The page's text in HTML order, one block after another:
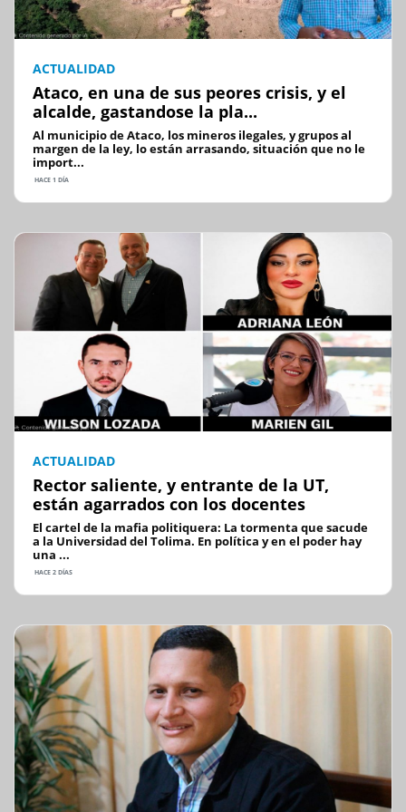
ACTUALIDAD
Ataco, en una de sus peores crisis, y el
alcalde, gastandose la pla...
Al municipio de Ataco, los mineros ilegales, y grupos al
margen de la ley, lo están arrasando, situación que no le
import...
HACE 1 DÍA
ACTUALIDAD
Rector saliente, y entrante de la UT,
están agarrados con los docentes
El cartel de la mafia politiquera: La tormenta que sacude
a la Universidad del Tolima. En política y en el poder hay
una ...
HACE 2 DÍAS